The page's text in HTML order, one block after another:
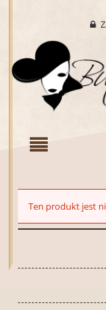
Ten produkt jest